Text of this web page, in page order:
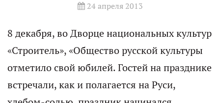
24 апреля 2013
8 декабря, во Дворце национальных культур
«Строитель», «Общество русской культуры
отметило свой юбилей. Гостей на празднике
встречали, как и полагается на Руси,